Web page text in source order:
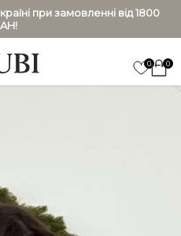
при замовленні від 1800
0 0